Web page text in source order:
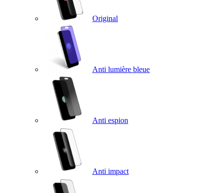
Original
Anti lumière bleue
Anti espion
Anti impact